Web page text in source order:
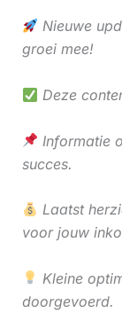
Nieuwe
groei mee!
Deze
Informatie
succes.
Laatst
voor jouw
Kleine
doorgevoerd.